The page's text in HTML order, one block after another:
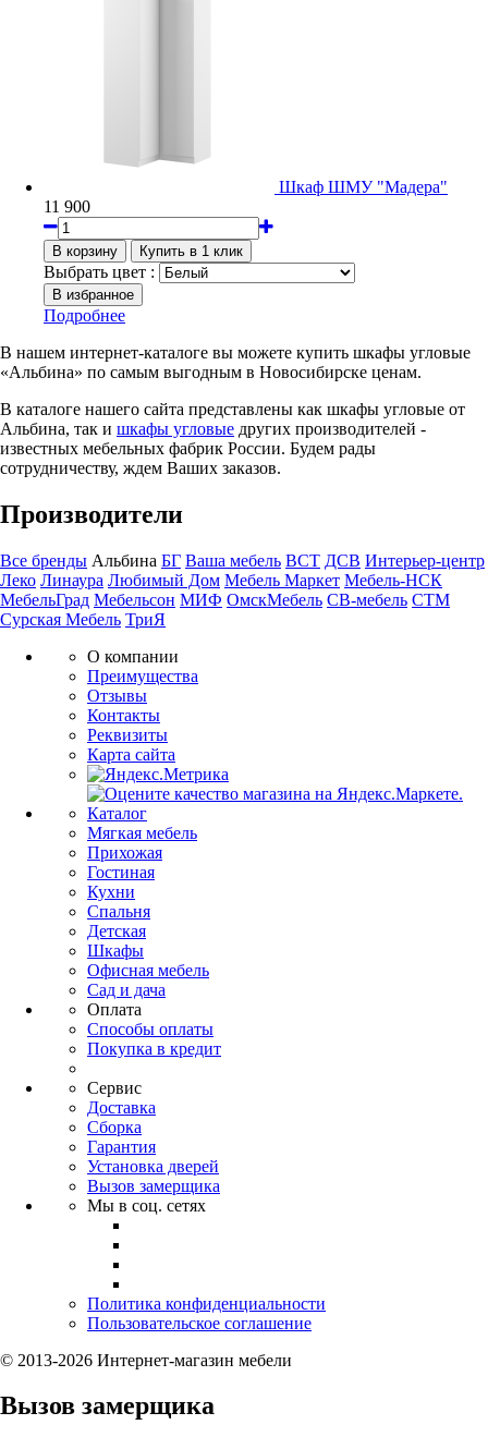
Шкаф ШМУ "Мадера"
11 900
Выбрать цвет :
Подробнее
В нашем интернет-каталоге вы можете купить шкафы угловые
«Альбина» по самым выгодным в Новосибирске ценам.
В каталоге нашего сайта представлены как шкафы угловые от
Альбина, так и шкафы угловые других производителей -
известных мебельных фабрик России. Будем рады
сотрудничеству, ждем Ваших заказов.
Производители
Все бренды Альбина БГ Ваша мебель ВСТ ДСВ Интерьер-центр
Леко Линаура Любимый Дом Мебель Маркет Мебель-НСК
МебельГрад Мебельсон МИФ ОмскМебель СВ-мебель СТМ
Сурская Мебель ТриЯ
О компании
Преимущества
Отзывы
Контакты
Реквизиты
Карта сайта
Каталог
Мягкая мебель
Прихожая
Гостиная
Кухни
Спальня
Детская
Шкафы
Офисная мебель
Сад и дача
Оплата
Способы оплаты
Покупка в кредит
Сервис
Доставка
Сборка
Гарантия
Установка дверей
Вызов замерщика
Мы в соц. сетях
Политика конфиденциальности
Пользовательское соглашение
© 2013-2026 Интернет-магазин мебели
Вызов замерщика